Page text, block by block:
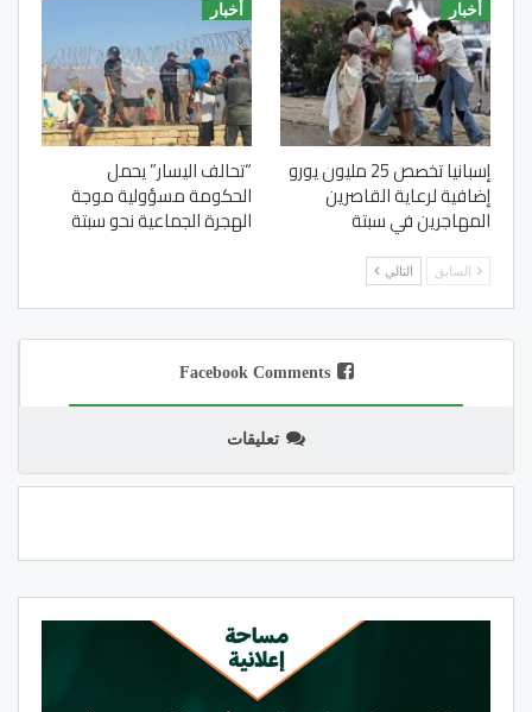
أخبار
إسبانيا تخصص 25 مليون يورو
إضافية لرعاية القاصرين
المهاجرين في سبتة
أخبار
“تحالف اليسار” يحمل
الحكومة مسؤولية موجة
الهجرة الجماعية نحو سبتة
السابق التالي
Facebook Comments
تعليقات